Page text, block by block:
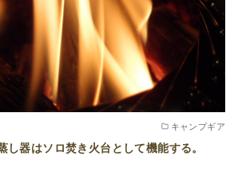
キャンプギア
し器はソロ焚き火台として機能する。